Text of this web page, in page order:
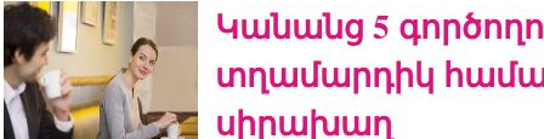
Կանանց 5
տղամարդիկ
սիրախաղ